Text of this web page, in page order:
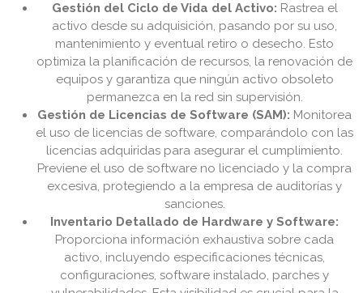
Gestión del Ciclo de Vida del Activo: Rastrea el
activo desde su adquisición, pasando por su uso,
mantenimiento y eventual retiro o desecho. Esto
optimiza la planificación de recursos, la renovación de
equipos y garantiza que ningún activo obsoleto
permanezca en la red sin supervisión.
Gestión de Licencias de Software (SAM): Monitorea
el uso de licencias de software, comparándolo con las
licencias adquiridas para asegurar el cumplimiento.
Previene el uso de software no licenciado y la compra
excesiva, protegiendo a la empresa de auditorías y
sanciones.
Inventario Detallado de Hardware y Software:
Proporciona información exhaustiva sobre cada
activo, incluyendo especificaciones técnicas,
configuraciones, software instalado, parches y